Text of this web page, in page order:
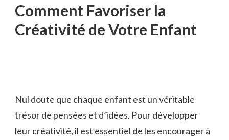
Comment Favoriser ​la⁢
Créativité⁤ de Votre Enfant
Nul ⁤doute que ⁢chaque enfant‌ est ⁢un‌ véritable
trésor de pensées​ et d’idées. Pour⁤ développer
leur créativité, il est ​essentiel de les encourager à